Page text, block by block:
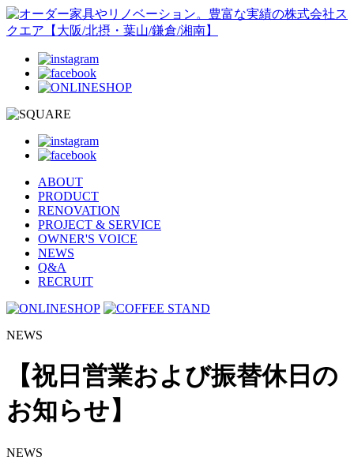
ABOUT
PRODUCT
RENOVATION
PROJECT & SERVICE
OWNER'S VOICE
NEWS
Q&A
RECRUIT
NEWS
【祝日営業および振替休日の
お知らせ】
NEWS